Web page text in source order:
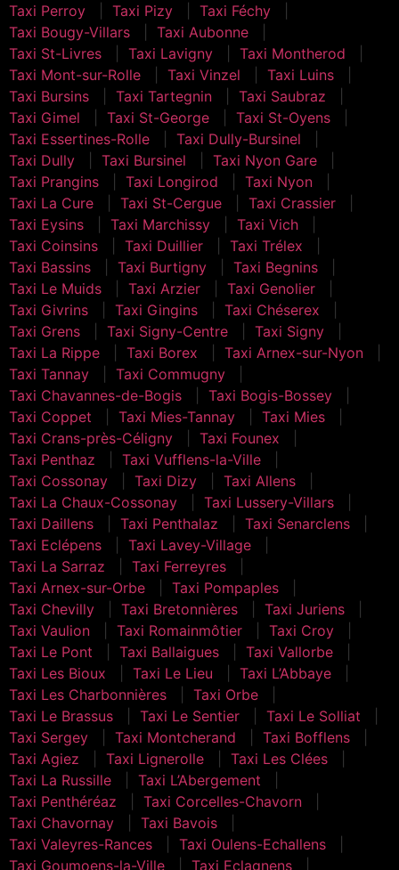
Taxi Perroy
Taxi Pizy
Taxi Féchy
Taxi Bougy-Villars
Taxi Aubonne
Taxi St-Livres
Taxi Lavigny
Taxi Montherod
Taxi Mont-sur-Rolle
Taxi Vinzel
Taxi Luins
Taxi Bursins
Taxi Tartegnin
Taxi Saubraz
Taxi Gimel
Taxi St-George
Taxi St-Oyens
Taxi Essertines-Rolle
Taxi Dully-Bursinel
Taxi Dully
Taxi Bursinel
Taxi Nyon Gare
Taxi Prangins
Taxi Longirod
Taxi Nyon
Taxi La Cure
Taxi St-Cergue
Taxi Crassier
Taxi Eysins
Taxi Marchissy
Taxi Vich
Taxi Coinsins
Taxi Duillier
Taxi Trélex
Taxi Bassins
Taxi Burtigny
Taxi Begnins
Taxi Le Muids
Taxi Arzier
Taxi Genolier
Taxi Givrins
Taxi Gingins
Taxi Chéserex
Taxi Grens
Taxi Signy-Centre
Taxi Signy
Taxi La Rippe
Taxi Borex
Taxi Arnex-sur-Nyon
Taxi Tannay
Taxi Commugny
Taxi Chavannes-de-Bogis
Taxi Bogis-Bossey
Taxi Coppet
Taxi Mies-Tannay
Taxi Mies
Taxi Crans-près-Céligny
Taxi Founex
Taxi Penthaz
Taxi Vufflens-la-Ville
Taxi Cossonay
Taxi Dizy
Taxi Allens
Taxi La Chaux-Cossonay
Taxi Lussery-Villars
Taxi Daillens
Taxi Penthalaz
Taxi Senarclens
Taxi Eclépens
Taxi Lavey-Village
Taxi La Sarraz
Taxi Ferreyres
Taxi Arnex-sur-Orbe
Taxi Pompaples
Taxi Chevilly
Taxi Bretonnières
Taxi Juriens
Taxi Vaulion
Taxi Romainmôtier
Taxi Croy
Taxi Le Pont
Taxi Ballaigues
Taxi Vallorbe
Taxi Les Bioux
Taxi Le Lieu
Taxi L’Abbaye
Taxi Les Charbonnières
Taxi Orbe
Taxi Le Brassus
Taxi Le Sentier
Taxi Le Solliat
Taxi Sergey
Taxi Montcherand
Taxi Bofflens
Taxi Agiez
Taxi Lignerolle
Taxi Les Clées
Taxi La Russille
Taxi L’Abergement
Taxi Penthéréaz
Taxi Corcelles-Chavorn
Taxi Chavornay
Taxi Bavois
Taxi Valeyres-Rances
Taxi Oulens-Echallens
Taxi Goumoens-la-Ville
Taxi Eclagnens